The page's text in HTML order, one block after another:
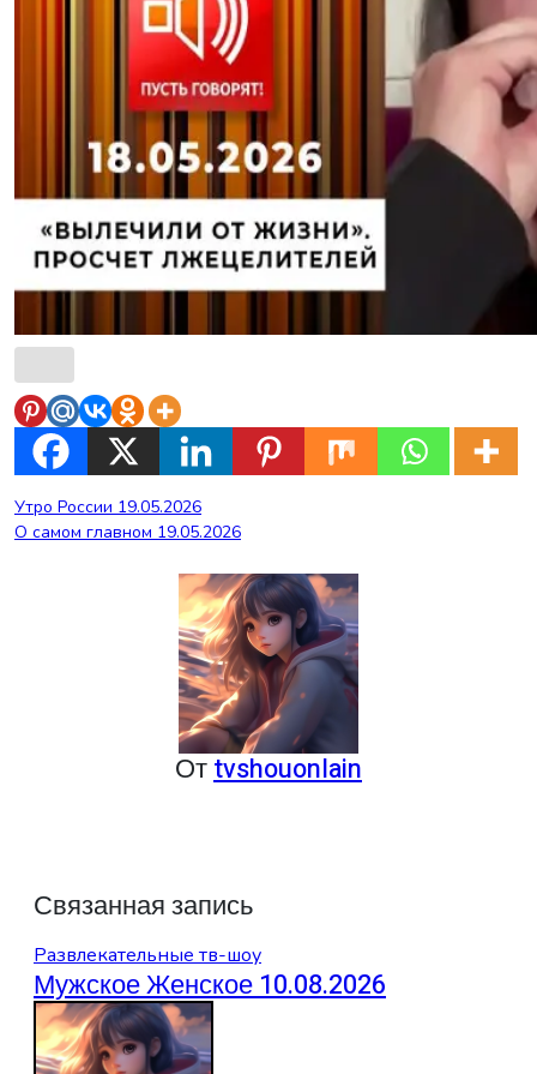
Навигация
по
Утро России 19.05.2026
О самом главном 19.05.2026
Отtvshouonlain
Связанная запись
Развлекательные тв-шоу
Мужское Женское 10.08.2026